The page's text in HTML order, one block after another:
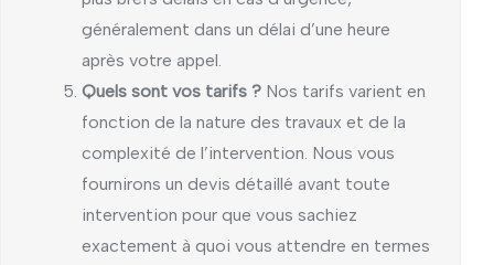
généralement dans un délai d’une heure
après votre appel.
Quels sont vos tarifs ? Nos tarifs varient en
fonction de la nature des travaux et de la
complexité de l’intervention. Nous vous
fournirons un devis détaillé avant toute
intervention pour que vous sachiez
exactement à quoi vous attendre en termes